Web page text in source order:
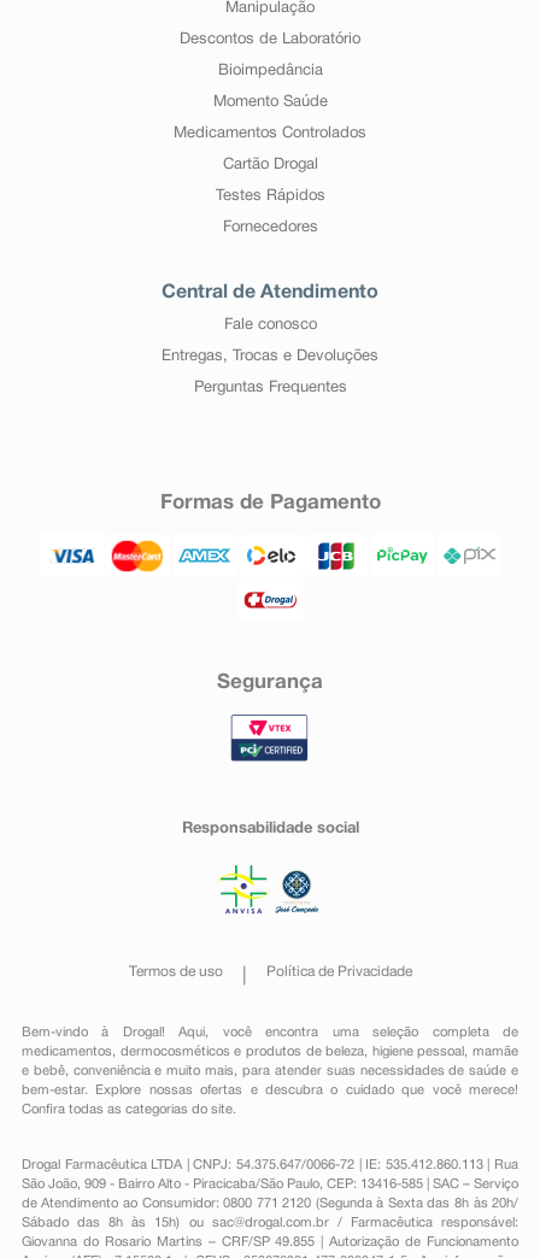
Manipulação
Descontos de Laboratório
Bioimpedância
Momento Saúde
Medicamentos Controlados
Cartão Drogal
Testes Rápidos
Fornecedores
Central de Atendimento
Fale conosco
Entregas, Trocas e Devoluções
Perguntas Frequentes
Formas de Pagamento
Segurança
Responsabilidade social
Termos de uso Política de Privacidade
Bem-vindo à Drogal! Aqui, você encontra uma seleção completa de
medicamentos , dermocosméticos e produtos de beleza, higiene pessoal ,mamãe
e bebê, conveniênciae muito mais, para atender suas necessidades de saúde e
bem-estar. Explore nossas ofertas e descubra o cuidado que você merece!
Confira todas as categorias do site.
Drogal Farmacêutica LTDA | CNPJ: 54.375.647/0066-72 | IE: 535.412.860.113 | Rua
São João, 909 - Bairro Alto - Piracicaba/São Paulo, CEP: 13416-585 | SAC – Serviço
de Atendimento ao Consumidor: 0800 771 2120 (Segunda à Sexta das 8h às 20h/
Sábado das 8h às 15h) ou sac@drogal.com.br/ Farmacêutica responsável:
Giovanna do Rosario Martins – CRF/SP 49.855 | Autorização de Funcionamento